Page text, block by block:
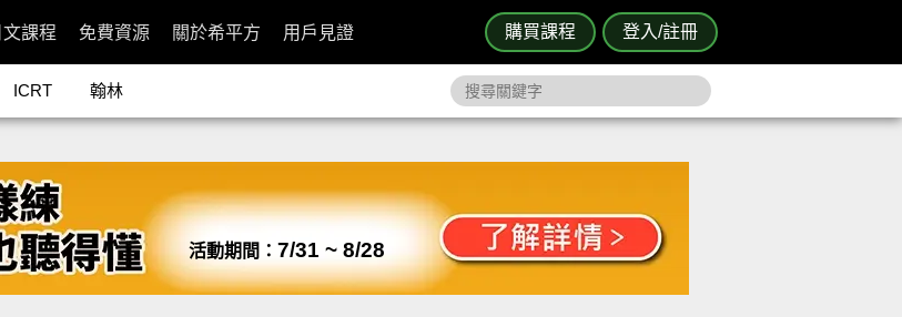
購買課程 登入/註冊
文課程 免費資源 關於希平方 用戶見證
ICRT 翰林
活動期間： 7/31 ~ 8/28